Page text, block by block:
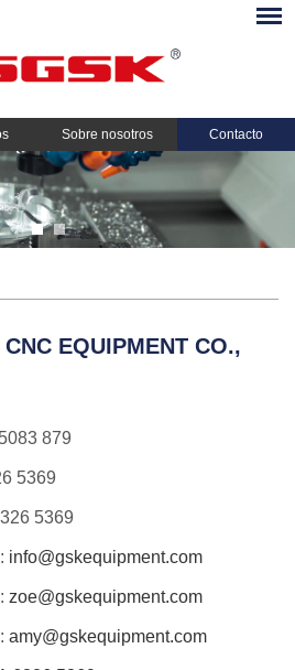
Sobre nosotros Contacto
EQUIPMENT CO.,
879
5369
5369
info@gskequipment.com
zoe@gskequipment.com
amy@gskequipment.com